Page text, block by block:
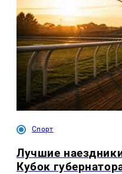
Спорт
Лучшие
Кубок